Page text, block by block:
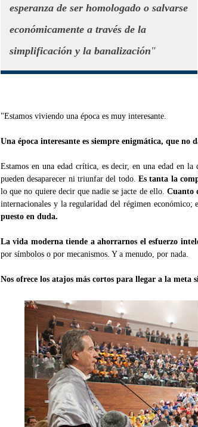
esperanza de ser homologado o salvarse
económicamente a través de la
simplificación y la banalización"
"Estamos viviendo una época es muy interesante.
Una época interesante es siempre enigmática, que no
Estamos en una edad crítica, es decir, en una edad en
pueden desaparecer ni triunfar del todo.Es tanta la
lo que no quiere decir que nadie se jacte de ello. Cuanto
internacionales y la regularidad del régimen
puesto en duda.
La vida moderna tiende a ahorrarnos el esfuerzo
por símbolos o por mecanismos. Y a menudo, por nada.
Nos ofrece los atajos más cortos para llegar a la meta